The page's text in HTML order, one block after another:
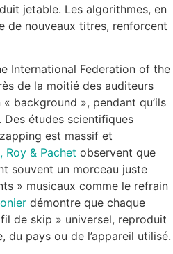
jetable. Les algorithmes, en
de nouveaux titres, renforcent
International Federation of the
de la moitié des auditeurs
background », pendant qu’ils
Des études scientifiques
est massif et
Roy & Pachet observent que
souvent un morceau juste
» musicaux comme le refrain
démontre que chaque
de skip » universel, reproduit
du pays ou de l’appareil utilisé.